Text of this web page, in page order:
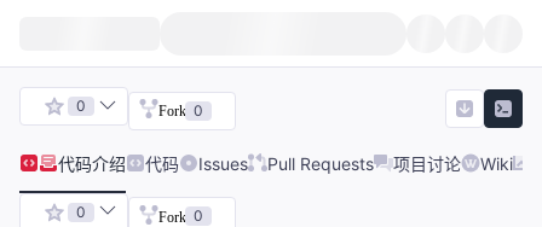
0 Fork 0
代码介绍 代码 Issues Pull Requests 项目讨论 Wiki
0 Fork 0